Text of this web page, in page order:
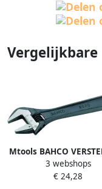
Mtools BAHCO
MOERSLEUTEL 8
3 webshops
€ 24,28